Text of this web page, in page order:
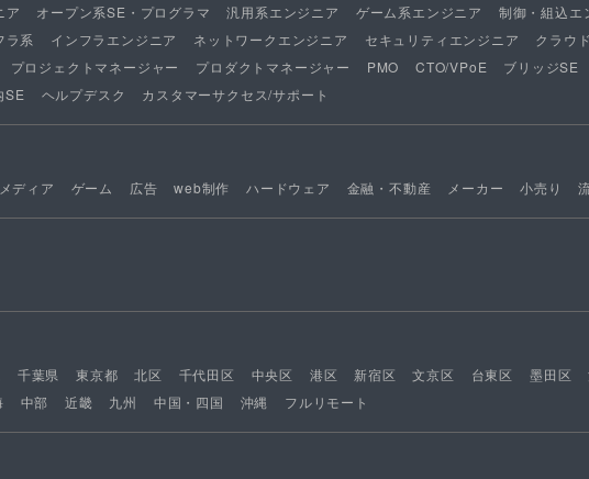
ア オープン系SE・プログラマ 汎用系エンジニア ゲーム系エンジニア
制御・組込エ
ラ系 インフラエンジニア ネットワークエンジニア セキュリティエンジニア
クラウ
プロジェクトマネージャー プロダクトマネージャー PMO CTO/VPoE
ブリッジSE
SE ヘルプデスク カスタマーサクセス/サポート
メディア ゲーム 広告 web制作 ハードウェア 金融・不動産 メーカー 小売り
千葉県 東京都 北区 千代田区 中央区 港区 新宿区 文京区 台東区 墨田区
中部 近畿 九州 中国・四国 沖縄 フルリモート